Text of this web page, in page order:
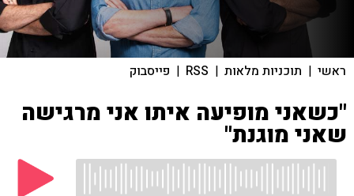
ראשי | תוכניות מלאות |
RSS
| פייסבוק
"כשאני מופיעה איתו אני מרגישה
שאני מוגנת"